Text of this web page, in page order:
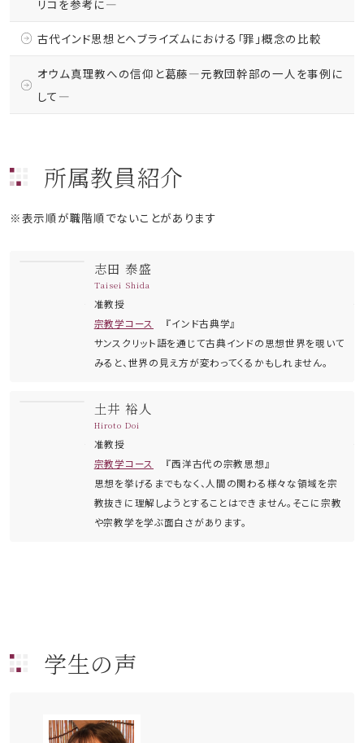
リコを参考に―
古代インド思想とヘブライズムにおける「罪」概念の比較
オウム真理教への信仰と葛藤―元教団幹部の一人を事例に
して―
所属教員紹介
※表示順が職階順でないことがあります
志田 泰盛
Taisei Shida
准教授
宗教学コース
インド古典学
サンスクリット語を通じて古典インドの思想世界を覗いて
みると、世界の見え方が変わってくるかもしれません。
土井 裕人
Hiroto Doi
准教授
宗教学コース
西洋古代の宗教思想
思想を挙げるまでもなく、人間の関わる様々な領域を宗
教抜きに理解しようとすることはできません。そこに宗教
や宗教学を学ぶ面白さがあります。
学生の声